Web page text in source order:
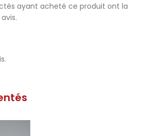
ayant acheté ce produit ont la